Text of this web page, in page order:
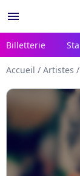
menu
Billetterie
Accueil / Artistes /